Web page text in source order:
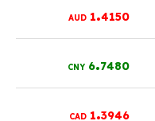
1.4150
AUD
6.7480
CNY
1.3946
CAD